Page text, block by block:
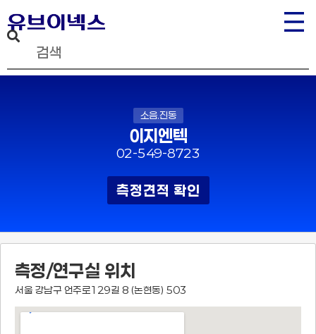
소음.진동
이지엔텍
02-549-8723
측정견적 확인
측정/연구실 위치
서울 강남구 언주로129길 8 (논현동) 503